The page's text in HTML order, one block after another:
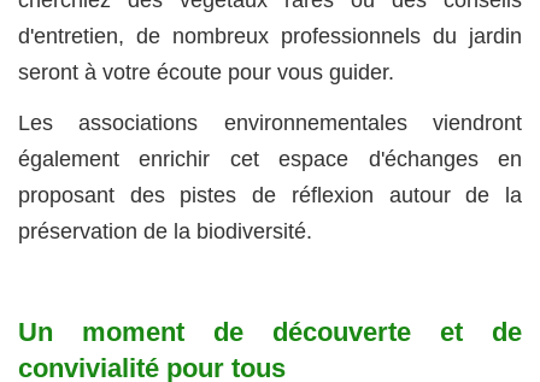
d'entretien, de nombreux professionnels du jardin
seront à votre écoute pour vous guider.
Les associations environnementales viendront
également enrichir cet espace d'échanges en
proposant des pistes de réflexion autour de la
préservation de la biodiversité.
Un moment de découverte et de
convivialité pour tous